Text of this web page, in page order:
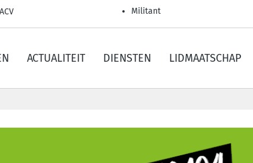
Militant
ACTUALITEIT DIENSTEN LIDMAATSCHAP